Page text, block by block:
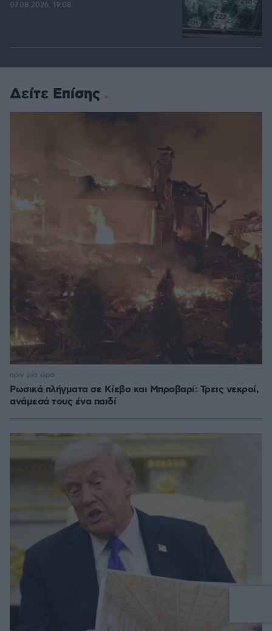
07.08.2026, 19:08
Δείτε Επίσης
Ρωσικά πλήγματα σε Κίεβο και Μπροβαρί: Τρεις νεκροί,
ανάμεσά τους ένα παιδί
πριν μία ώρα